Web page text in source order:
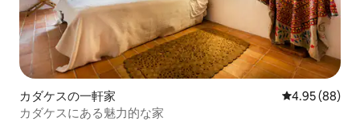
カダケスの一軒家 レビュー88
4.95 (88)
カダケスにある魅力的な家